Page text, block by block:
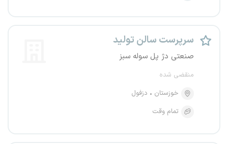
سرپرست سالن تولید
صنعتی دژ پل سوله سبز
منقضی شده
خوزستان
دزفول
تمام وقت